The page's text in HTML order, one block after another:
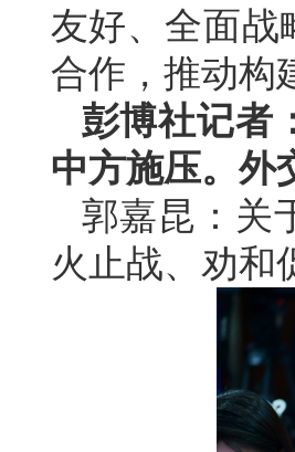
友好、全面战
合作，推动构
彭博社记者
中方施压。外
郭嘉昆：关
火止战、劝和